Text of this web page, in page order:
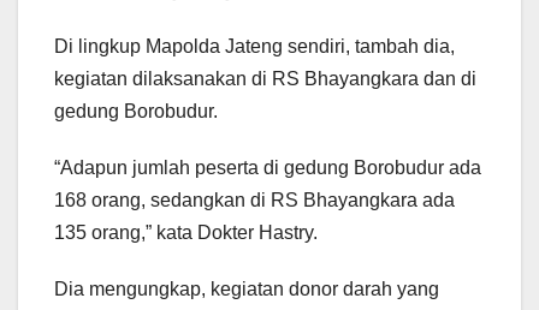
Di lingkup Mapolda Jateng sendiri, tambah dia,
kegiatan dilaksanakan di RS Bhayangkara dan di
gedung Borobudur.
“Adapun jumlah peserta di gedung Borobudur ada
168 orang, sedangkan di RS Bhayangkara ada
135 orang,” kata Dokter Hastry.
Dia mengungkap, kegiatan donor darah yang